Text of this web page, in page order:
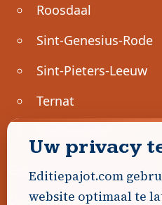
Roosdaal
Sint-Genesius-Rode
Sint-Pieters-Leeuw
Ternat
Geen advertenties
Uw advertentie hier?
Uw privacy
Editiepajot.com
website optimaal te